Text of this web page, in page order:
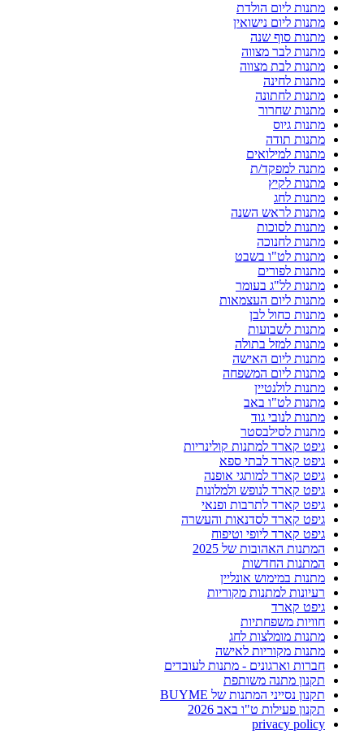
מתנות ליום הולדת
מתנות ליום נישואין
מתנות סוף שנה
מתנות לבר מצווה
מתנות לבת מצווה
מתנות לחינה
מתנות לחתונה
מתנות שחרור
מתנות גיוס
מתנות תודה
מתנות למילואים
מתנה למפקד/ת
מתנות לקיץ
מתנות לחג
מתנות לראש השנה
מתנות לסוכות
מתנות לחנוכה
מתנות לט"ו בשבט
מתנות לפורים
מתנות לל"ג בעומר
מתנות ליום העצמאות
מתנות כחול לבן
מתנות לשבועות
מתנות למזל בתולה
מתנות ליום האישה
מתנות ליום המשפחה
מתנות לולנטיין
מתנות לט"ו באב
מתנות לנובי גוד
מתנות לסילבסטר
גיפט קארד למתנות קולינריות
גיפט קארד לבתי ספא
גיפט קארד למותגי אופנה
גיפט קארד לנופש ולמלונות
גיפט קארד לתרבות ופנאי
גיפט קארד לסדנאות והעשרה
גיפט קארד ליופי וטיפוח
המתנות האהובות של 2025
המתנות החדשות
מתנות במימוש אונליין
רעיונות למתנות מקוריות
גיפט קארד
חוויות משפחתיות
מתנות מומלצות לחג
מתנות מקוריות לאישה
חברות וארגונים - מתנות לעובדים
תקנון מתנה משותפת
תקנון נסייני המתנות של BUYME
תקנון פעילות ט"ו באב 2026
privacy policy